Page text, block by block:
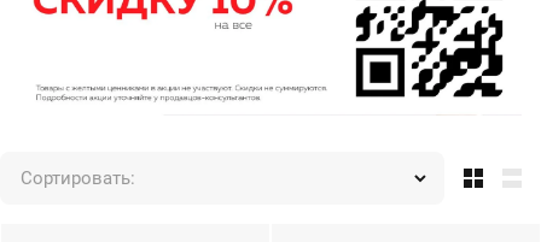
Сортировать: